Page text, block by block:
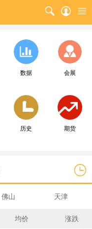
数据 会展
历史 期货
佛山 天津
均价 涨跌